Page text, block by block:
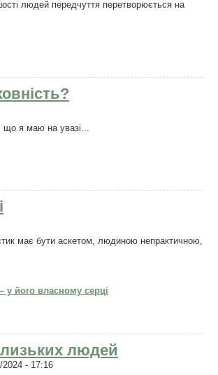
людей передчуття перетворюється на
я маю на увазі...
має бути аскетом, людиною непрактичною,
у його власному серці
людей
- 17:16